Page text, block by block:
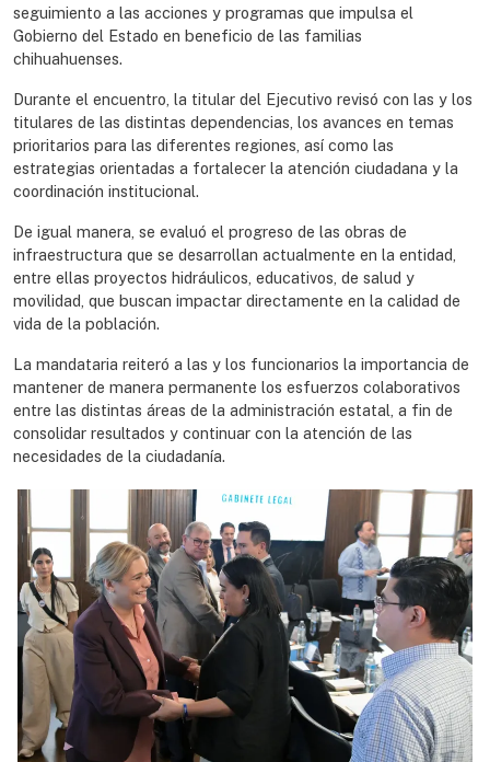
seguimiento a las acciones y programas que impulsa el
Gobierno del Estado en beneficio de las familias
chihuahuenses.
Durante el encuentro, la titular del Ejecutivo revisó con las y los
titulares de las distintas dependencias, los avances en temas
prioritarios para las diferentes regiones, así como las
estrategias orientadas a fortalecer la atención ciudadana y la
coordinación institucional.
De igual manera, se evaluó el progreso de las obras de
infraestructura que se desarrollan actualmente en la entidad,
entre ellas proyectos hidráulicos, educativos, de salud y
movilidad, que buscan impactar directamente en la calidad de
vida de la población.
La mandataria reiteró a las y los funcionarios la importancia de
mantener de manera permanente los esfuerzos colaborativos
entre las distintas áreas de la administración estatal, a fin de
consolidar resultados y continuar con la atención de las
necesidades de la ciudadanía.